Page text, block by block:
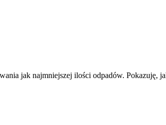
jak najmniejszej ilości odpadów. Pokazuję,